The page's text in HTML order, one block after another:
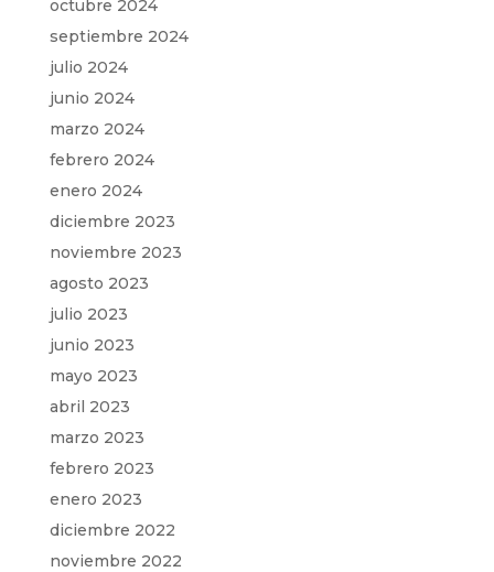
octubre 2024
septiembre 2024
julio 2024
junio 2024
marzo 2024
febrero 2024
enero 2024
diciembre 2023
noviembre 2023
agosto 2023
julio 2023
junio 2023
mayo 2023
abril 2023
marzo 2023
febrero 2023
enero 2023
diciembre 2022
noviembre 2022